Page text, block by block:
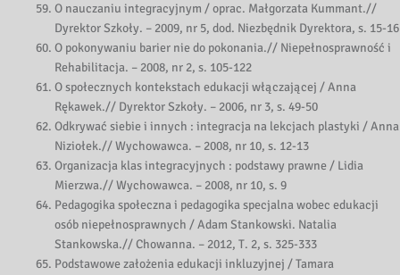
O nauczaniu integracyjnym / oprac. Małgorzata Kummant.//
Dyrektor Szkoły. – 2009, nr 5, dod. Niezbędnik Dyrektora, s. 15-16
O pokonywaniu barier nie do pokonania.// Niepełnosprawność i
Rehabilitacja. – 2008, nr 2, s. 105-122
O społecznych kontekstach edukacji włączającej / Anna
Rękawek.// Dyrektor Szkoły. – 2006, nr 3, s. 49-50
Odkrywać siebie i innych : integracja na lekcjach plastyki / Anna
Niziołek.// Wychowawca. – 2008, nr 10, s. 12-13
Organizacja klas integracyjnych : podstawy prawne / Lidia
Mierzwa.// Wychowawca. – 2008, nr 10, s. 9
Pedagogika społeczna i pedagogika specjalna wobec edukacji
osób niepełnosprawnych / Adam Stankowski. Natalia
Stankowska.// Chowanna. – 2012, T. 2, s. 325-333
Podstawowe założenia edukacji inkluzyjnej / Tamara